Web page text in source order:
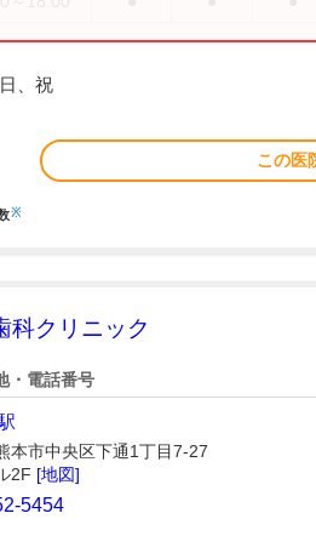
日、祝
この医
※
科クリニック
・電話番号
本市中央区下通1丁目7-27
2F [地図]
5454